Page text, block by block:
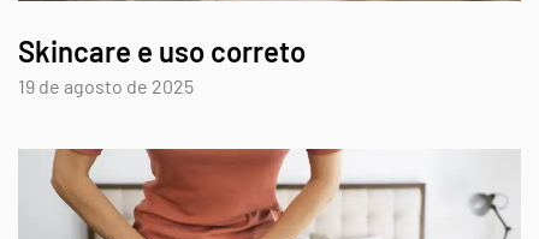
Skincare e uso correto
19 de agosto de 2025